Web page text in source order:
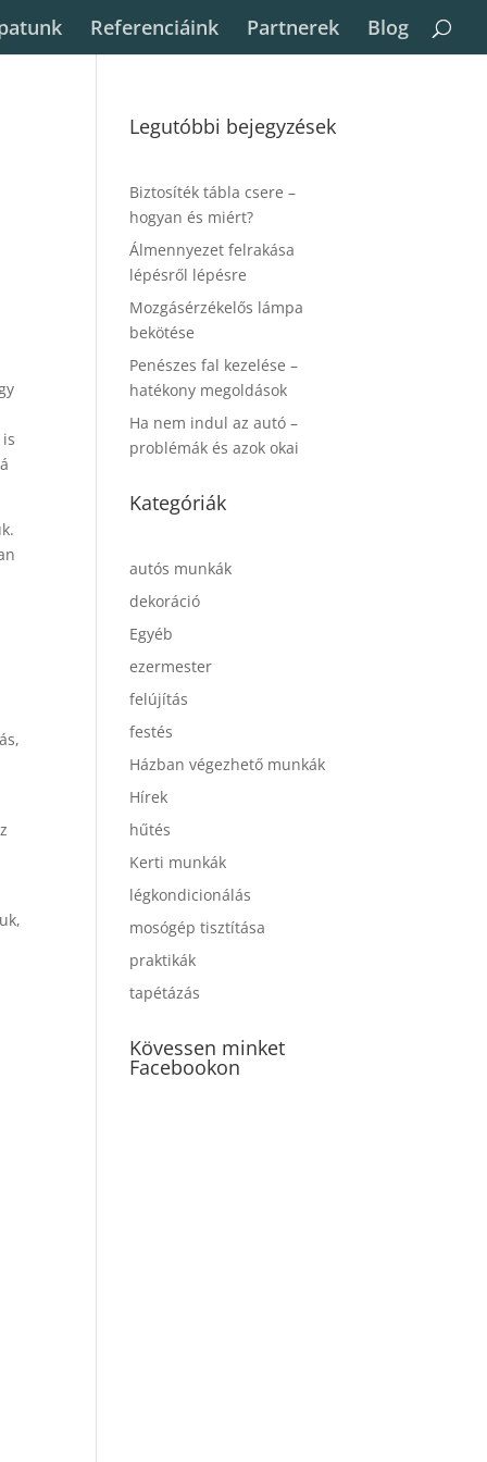
Referenciáink Partnerek Blog
Legutóbbi bejegyzések
Biztosíték tábla csere –
hogyan és miért?
Álmennyezet felrakása
lépésről lépésre
Mozgásérzékelős lámpa
bekötése
Penészes fal kezelése –
hatékony megoldások
Ha nem indul az autó –
problémák és azok okai
Kategóriák
autós munkák
dekoráció
Egyéb
ezermester
felújítás
festés
Házban végezhető munkák
Hírek
hűtés
Kerti munkák
légkondicionálás
mosógép tisztítása
praktikák
tapétázás
Kövessen minket
Facebookon